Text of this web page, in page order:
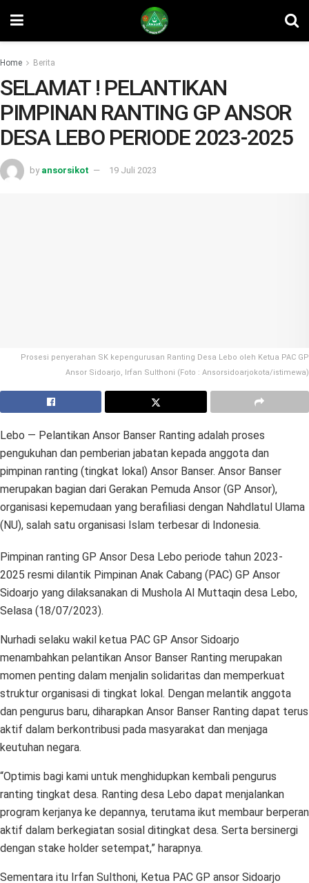
Home Berita
SELAMAT ! PELANTIKAN
PIMPINAN RANTING GP ANSOR
DESA LEBO PERIODE 2023-2025
by ansorsikot 19 Juli 2023
Prosesi penyerahan SK kepengurusan Ranting Desa Lebo oleh Ketua PAC GP
Ansor Sidoarjo, Irfan Sulthoni (Foto : Ansorsidoarjokota/istimewa)
Lebo — Pelantikan Ansor Banser Ranting adalah proses
pengukuhan dan pemberian jabatan kepada anggota dan
pimpinan ranting (tingkat lokal) Ansor Banser. Ansor Banser
merupakan bagian dari Gerakan Pemuda Ansor (GP Ansor),
organisasi kepemudaan yang berafiliasi dengan Nahdlatul Ulama
(NU), salah satu organisasi Islam terbesar di Indonesia.
Pimpinan ranting GP Ansor Desa Lebo periode tahun 2023-
2025 resmi dilantik Pimpinan Anak Cabang (PAC) GP Ansor
Sidoarjo yang dilaksanakan di Mushola Al Muttaqin desa Lebo,
Selasa (18/07/2023).
Nurhadi selaku wakil ketua PAC GP Ansor Sidoarjo
menambahkan pelantikan Ansor Banser Ranting merupakan
momen penting dalam menjalin solidaritas dan memperkuat
struktur organisasi di tingkat lokal. Dengan melantik anggota
dan pengurus baru, diharapkan Ansor Banser Ranting dapat terus
aktif dalam berkontribusi pada masyarakat dan menjaga
keutuhan negara.
“Optimis bagi kami untuk menghidupkan kembali pengurus
ranting tingkat desa. Ranting desa Lebo dapat menjalankan
program kerjanya ke depannya, terutama ikut membaur berperan
aktif dalam berkegiatan sosial ditingkat desa. Serta bersinergi
dengan stake holder setempat,” harapnya.
Sementara itu Irfan Sulthoni, Ketua PAC GP ansor Sidoarjo